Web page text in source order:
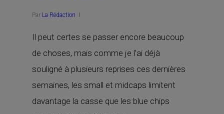
Par La Rédaction
Il peut certes se passer encore beaucoup
de choses, mais comme je l’ai déjà
souligné à plusieurs reprises ces dernières
semaines, les small et midcaps limitent
davantage la casse que les blue chips